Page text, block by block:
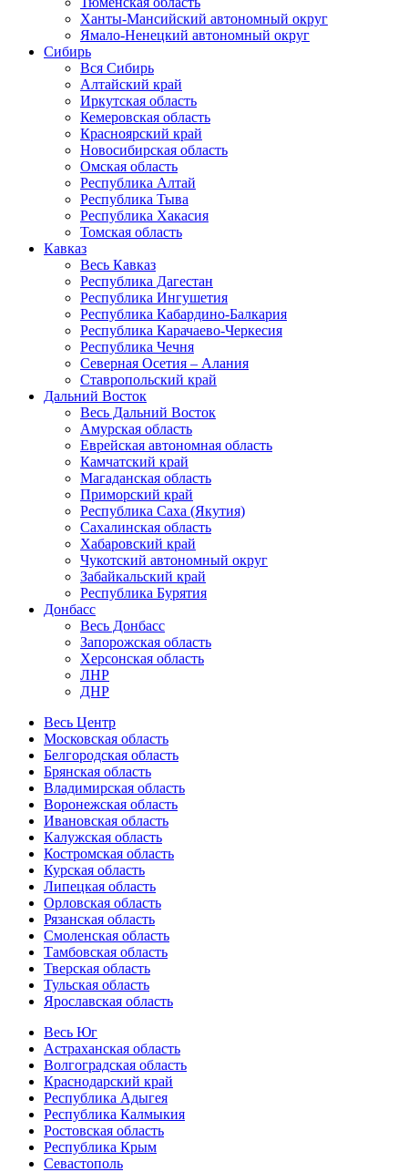
Ханты-Мансийский автономный округ
Ямало-Ненецкий автономный округ
Сибирь
Вся Сибирь
Алтайский край
Иркутская область
Кемеровская область
Красноярский край
Новосибирская область
Омская область
Республика Алтай
Республика Тыва
Республика Хакасия
Томская область
Кавказ
Весь Кавказ
Республика Дагестан
Республика Ингушетия
Республика Кабардино-Балкария
Республика Карачаево-Черкесия
Республика Чечня
Северная Осетия – Алания
Ставропольский край
Дальний Восток
Весь Дальний Восток
Амурская область
Еврейская автономная область
Камчатский край
Магаданская область
Приморский край
Республика Саха (Якутия)
Сахалинская область
Хабаровский край
Чукотский автономный округ
Забайкальский край
Республика Бурятия
Донбасс
Весь Донбасс
Запорожская область
Херсонская область
ЛНР
ДНР
Весь Центр
Московская область
Белгородская область
Брянская область
Владимирская область
Воронежская область
Ивановская область
Калужская область
Костромская область
Курская область
Липецкая область
Орловская область
Рязанская область
Смоленская область
Тамбовская область
Тверская область
Тульская область
Ярославская область
Весь Юг
Астраханская область
Волгоградская область
Краснодарский край
Республика Адыгея
Республика Калмыкия
Ростовская область
Республика Крым
Севастополь